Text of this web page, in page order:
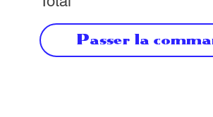
Passer la